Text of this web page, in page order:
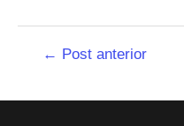
Navegação
← Post anterior